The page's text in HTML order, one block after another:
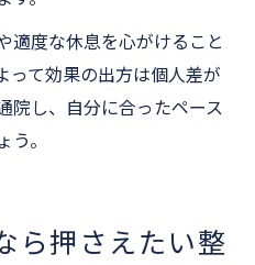
適度な休息を心がけること
って効果の出方は個人差が
院し、自分に合ったペース
。
ら押さえたい整